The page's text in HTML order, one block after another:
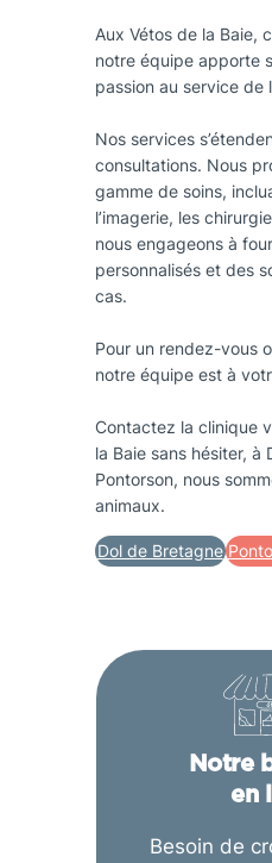
Aux Vétos de la Baie,
notre équipe apporte
passion au service de
Nos services
consultations. Nous
gamme de soins,
l’imagerie, les
nous engageons à
personnalisés et des
cas.
Pour un rendez-vous
notre équipe est à
Contactez la clinique
la Baie sans hésiter, à
Pontorson, nous
animaux.
Dol de Bretagne
Notre
en
Besoin de